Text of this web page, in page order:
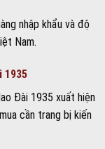
nhập khẩu và độ
Nam.
1935
Đài 1935 xuất hiện
cần trang bị kiến